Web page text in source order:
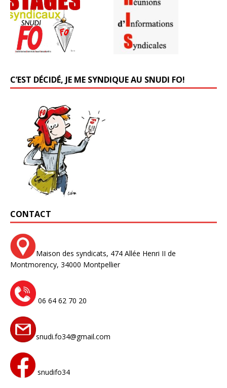
C’EST DÉCIDÉ, JE ME SYNDIQUE AU SNUDI FO!
CONTACT
Maison des syndicats, 474 Allée Henri II de
Montmorency, 34000 Montpellier
06 64 62 70 20
snudi.fo34@gmail.com
snudifo34